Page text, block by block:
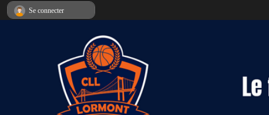
Se connecter
Panneau de gestion des cookies